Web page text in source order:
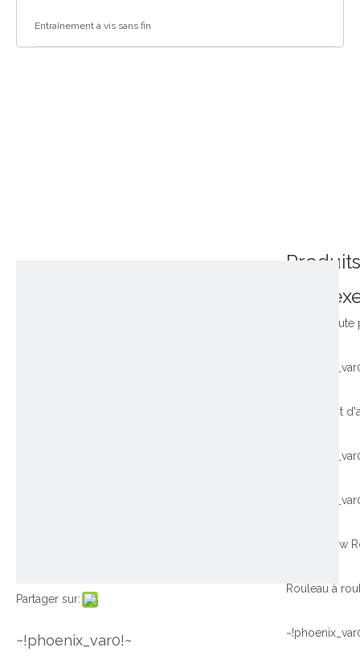
Entraînement à vis sans fin
Partager sur:
~!phoenix_var0!~
Produits